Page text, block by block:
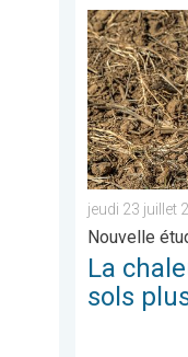
La chaleur
jeudi 23 juillet
Nouvelle
La
sols